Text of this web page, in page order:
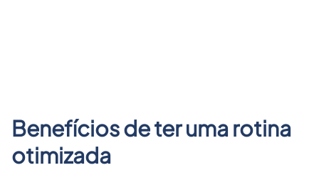
Benefícios de ter uma rotina
otimizada